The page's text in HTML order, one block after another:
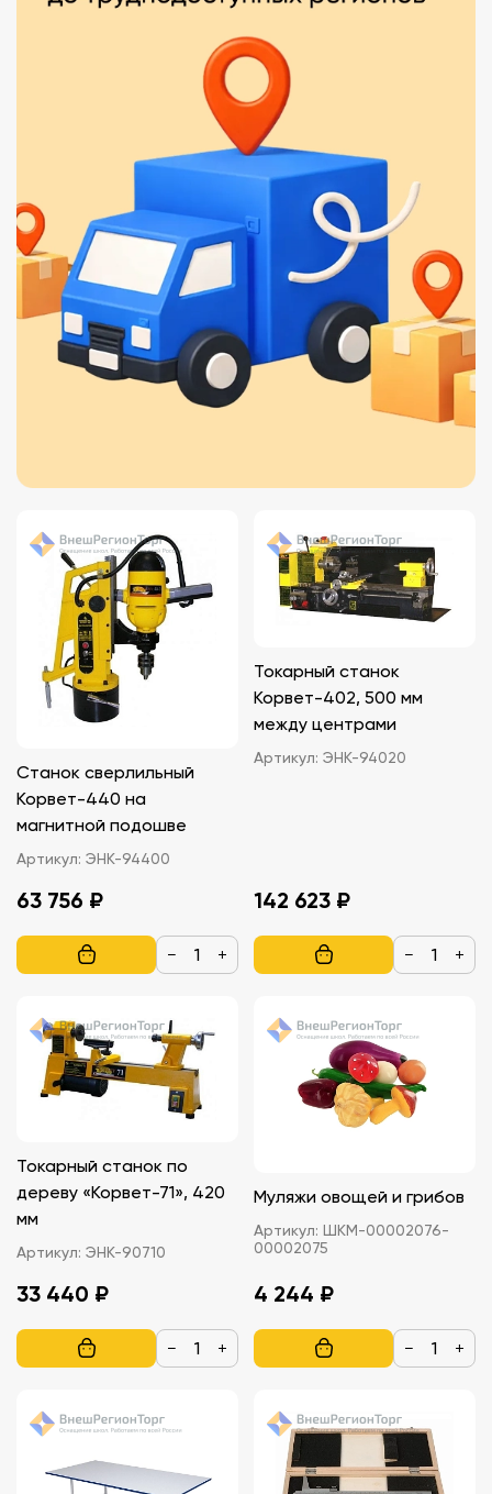
Станок сверлильный
Корвет-440 на
магнитной подошве
Артикул: ЭНК-94400
63 756 ₽
− +
Токарный станок
Корвет-402, 500 мм
между центрами
Артикул: ЭНК-94020
142 623 ₽
− +
Токарный станок по
дереву «Корвет-71», 420
мм
Артикул: ЭНК-90710
33 440 ₽
− +
Муляжи овощей и грибов
Артикул: ШКМ-00002076-
00002075
4 244 ₽
− +